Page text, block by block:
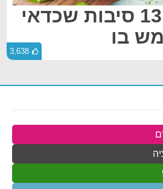
לימון ליים: 13 סיבות שכדאי
בו
3,638